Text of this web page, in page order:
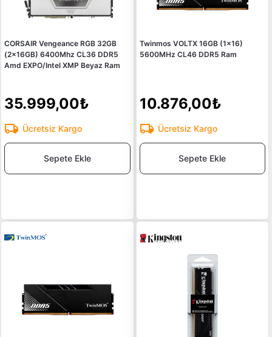
CORSAIR Vengeance RGB 32GB
(2x16GB) 6400Mhz CL36 DDR5
Amd EXPO/Intel XMP Beyaz Ram
35.999,00₺
Ücretsiz Kargo
Sepete Ekle
Twinmos VOLTX 16GB (1x16)
5600MHz CL46 DDR5 Ram
10.876,00₺
Ücretsiz Kargo
Sepete Ekle